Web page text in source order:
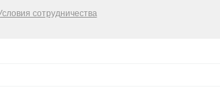
сотрудничества